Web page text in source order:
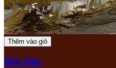
Thêm vào giỏ
Mây Đến